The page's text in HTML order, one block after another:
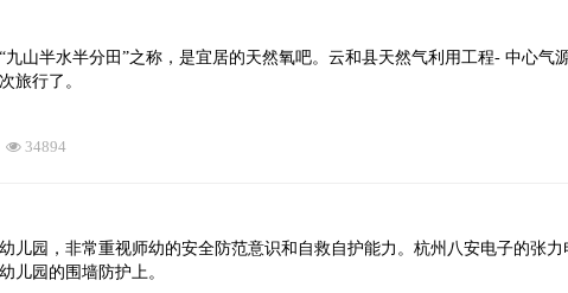
山半水半分田”之称，是宜居的天然氧吧。云和县天然气利用工程- 中心气
旅行了。
34894
儿园，非常重视师幼的安全防范意识和自救自护能力。杭州八安电子的张
儿园的围墙防护上。